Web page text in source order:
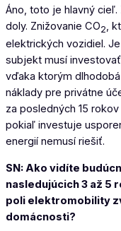
Áno, toto je hlavný cieľ.
doly. Znižovanie CO2,
elektrických vozidiel.
subjekt musí
vďaka ktorým
náklady pre privátne
za posledných 15
pokiaľ investuje
energií nemusí riešiť.
SN: Ako vidíte
nasledujúcich 3 až 5
poli elektromobility
domácnosti?